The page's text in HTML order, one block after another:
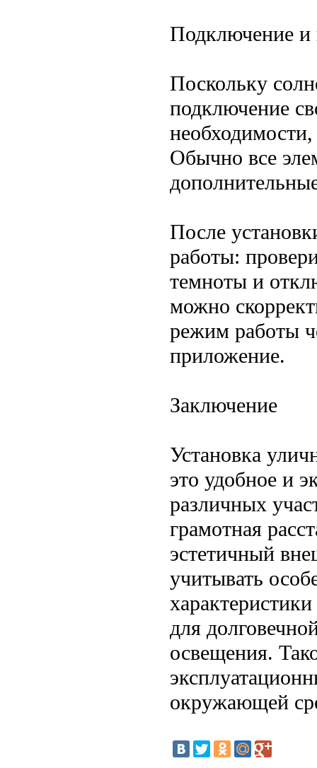
Подключение и
Поскольку
подключение
Обычно все
После
работы:
темноты и
можно
режим работы
приложение.
Заключение
Установка
это удобное и
различных
грамотная
эстетичный
учитывать
для
освещения.
окружающей